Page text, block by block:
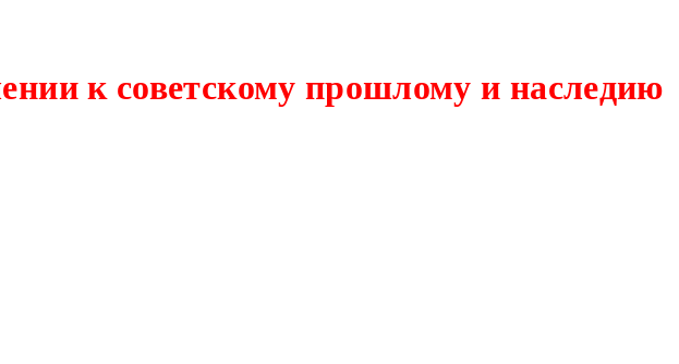
к советскому прошлому и наследию